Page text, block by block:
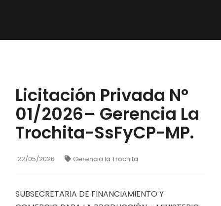
Licitación Privada N°
01/2026– Gerencia La
Trochita-SsFyCP-MP.
22/05/2026 Gerencia la Trochita
SUBSECRETARIA DE FINANCIAMIENTO Y